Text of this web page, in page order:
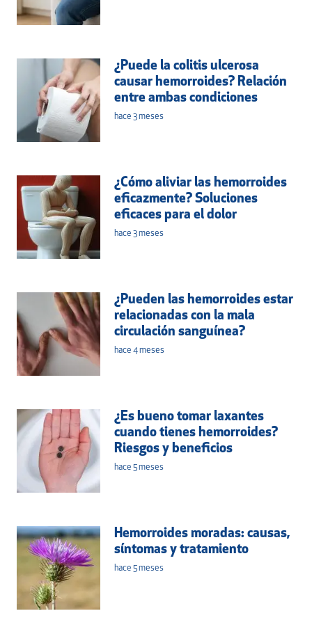
¿Puede la colitis ulcerosa
causar hemorroides? Relación
entre ambas condiciones
hace 3 meses
¿Cómo aliviar las hemorroides
eficazmente? Soluciones
eficaces para el dolor
hace 3 meses
¿Pueden las hemorroides estar
relacionadas con la mala
circulación sanguínea?
hace 4 meses
¿Es bueno tomar laxantes
cuando tienes hemorroides?
Riesgos y beneficios
hace 5 meses
Hemorroides moradas: causas,
síntomas y tratamiento
hace 5 meses